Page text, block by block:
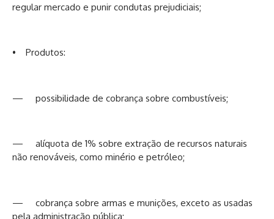
regular mercado e punir condutas prejudiciais;
• Produtos:
— possibilidade de cobrança sobre combustíveis;
— alíquota de 1% sobre extração de recursos naturais
não renováveis, como minério e petróleo;
— cobrança sobre armas e munições, exceto as usadas
pela administração pública;